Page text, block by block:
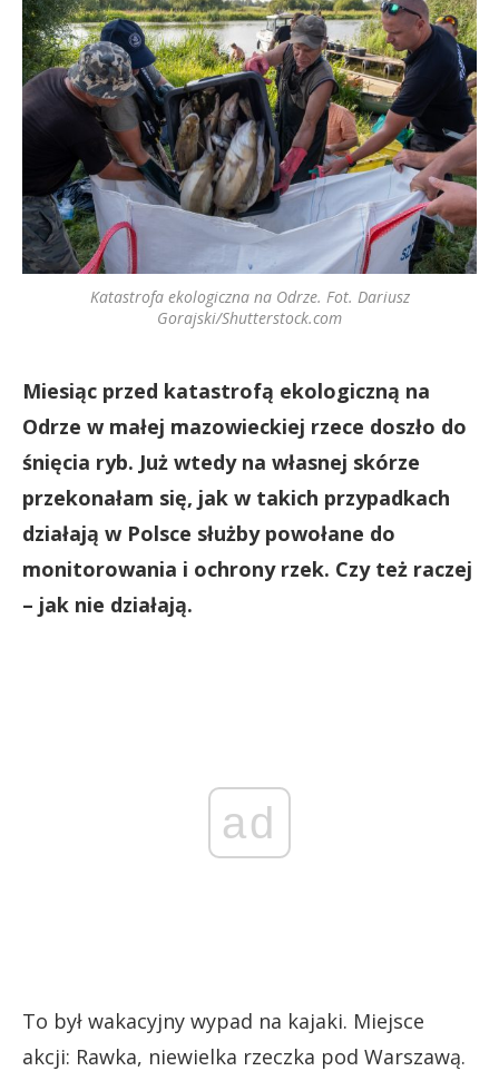
Katastrofa ekologiczna na Odrze. Fot. Dariusz
Gorajski/Shutterstock.com
Miesiąc przed katastrofą ekologiczną na
Odrze w małej mazowieckiej rzece doszło do
śnięcia ryb. Już wtedy na własnej skórze
przekonałam się, jak w takich przypadkach
działają w Polsce służby powołane do
monitorowania i ochrony rzek. Czy też raczej
– jak nie działają.
ad
To był wakacyjny wypad na kajaki. Miejsce
akcji: Rawka, niewielka rzeczka pod Warszawą.